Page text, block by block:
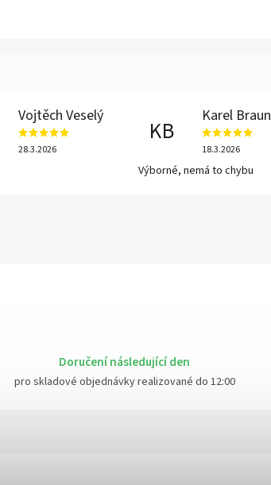
Doručení následující den
pro skladové objednávky realizované do 12:00
Vojtěch Veselý
28.3.2026
KB
Karel Braun
18.3.2026
Výborné, nemá to chybu